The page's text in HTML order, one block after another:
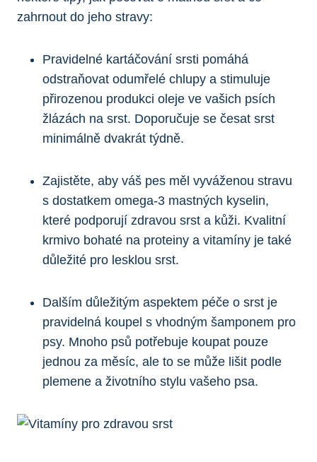
zahrnout ‍do ‌jeho stravy:
Pravidelné kartáčování⁢ srsti pomáhá
odstraňovat ‌odumřelé chlupy a ⁢stimuluje
⁣přirozenou produkci ⁤oleje ve vašich psích
žlázách na srst. Doporučuje se česat srst
minimálně ‌dvakrát ⁤týdně.
Zajistěte, aby váš⁣ pes měl vyváženou stravu
s ⁤dostatkem omega-3⁣ mastných kyselin,
které ‌podporují ‍zdravou srst a ⁢kůži. ‍Kvalitní
⁣krmivo bohaté‍ na proteiny a vitamíny je ‍také
důležité⁢ pro ⁢lesklou⁢ srst.
Dalším důležitým aspektem péče o ⁢srst je
pravidelná koupel s vhodným šamponem pro
psy. Mnoho psů potřebuje koupat pouze‍
jednou za měsíc, ale ​to‌ se může lišit⁢ podle
plemene a životního stylu vašeho​ psa.